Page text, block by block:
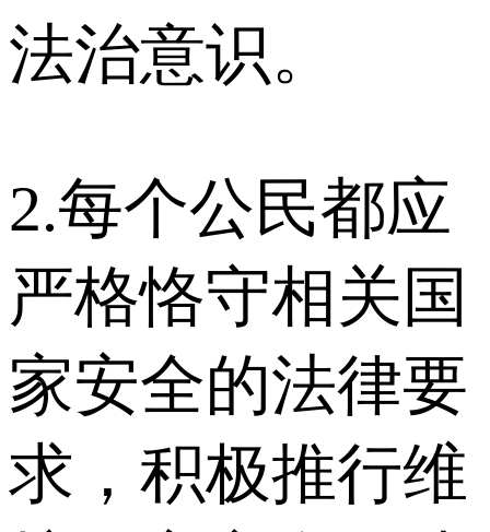
法治意识。
2.每个公民都应
严格恪守相关国
家安全的法律要
求，积极推行维